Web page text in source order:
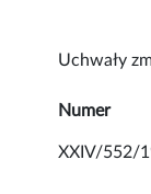
Uchwały
Numer
XXIV/552/